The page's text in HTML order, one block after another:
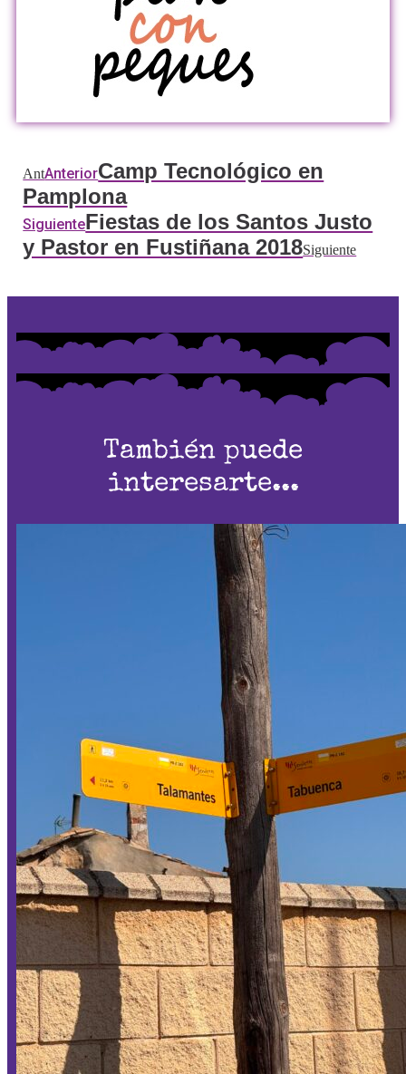
AntAnteriorCamp Tecnológico en
Pamplona
SiguienteFiestas de los Santos Justo
y Pastor en Fustiñana 2018Siguiente
También puede
interesarte...